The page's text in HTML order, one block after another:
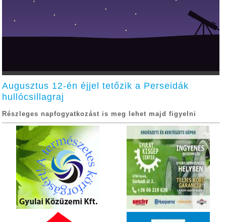
Augusztus 12-én éjjel tetőzik a Perseidák
hullócsillagraj
Részleges napfogyatkozást is meg lehet majd figyelni